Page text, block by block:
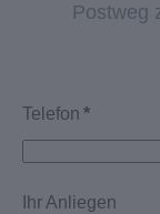
Postweg
Telefon *
Ihr Anliegen